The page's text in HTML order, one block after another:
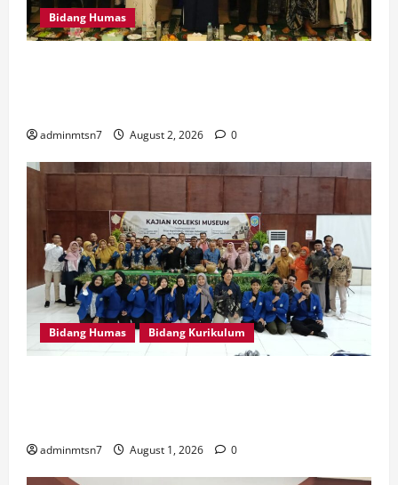
Bidang Humas
adminmtsn7 August 2, 2026 0
Bidang Humas Bidang Kurikulum
adminmtsn7 August 1, 2026 0